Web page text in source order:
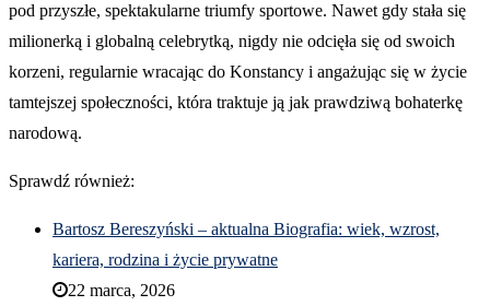
pod przyszłe, spektakularne triumfy sportowe. Nawet gdy stała się
milionerką i globalną celebrytką, nigdy nie odcięła się od swoich
korzeni, regularnie wracając do Konstancy i angażując się w życie
tamtejszej społeczności, która traktuje ją jak prawdziwą bohaterkę
narodową.
Sprawdź również:
Bartosz Bereszyński – aktualna Biografia: wiek, wzrost,
kariera, rodzina i życie prywatne
22 marca, 2026